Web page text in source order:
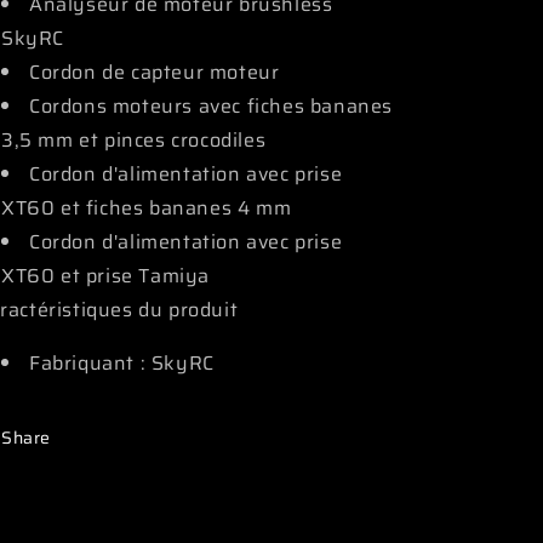
SkyRC
Cordon de capteur moteur
Cordons moteurs avec fiches bananes
3,5 mm et pinces crocodiles
Cordon d'alimentation avec prise
XT60 et fiches bananes 4 mm
Cordon d'alimentation avec prise
XT60 et prise Tamiya
du produit
Fabriquant : SkyRC
Share